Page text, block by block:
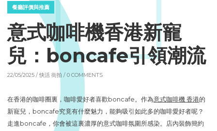
餐廳評價與推薦
意式咖啡機香港新寵
兒：boncafe引領潮流
22/05/2025 / 快活 街拍 / 0 COMMENTS
在香港的咖啡圈裏，咖啡愛好者喜歡boncafe。作為意式咖啡機 香港的
新寵兒，boncafe究竟有什麼魅力，能夠吸引如此多的咖啡愛好者呢？
走進boncafe，你會被這裏濃厚的意式咖啡氛圍所感染。店內裝飾簡約